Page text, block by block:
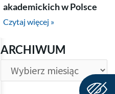
akademickich w Polsce
Czytaj więcej »
ARCHIWUM
ARCHIWUM